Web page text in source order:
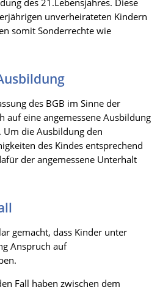
unverheirateten Kindern
somit Sonderrechte wie
des BGB im Sinne der
auf eine angemessene Ausbildung
die Ausbildung den
des Kindes entsprechend
der angemessene Unterhalt
gemacht, dass Kinder unter
Anspruch auf
Fall haben zwischen dem